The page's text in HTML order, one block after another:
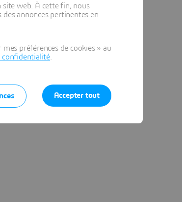
site web. À cette fin, nous
annonces pertinentes en
préférences de cookies » au
confidentialité
Accepter tout